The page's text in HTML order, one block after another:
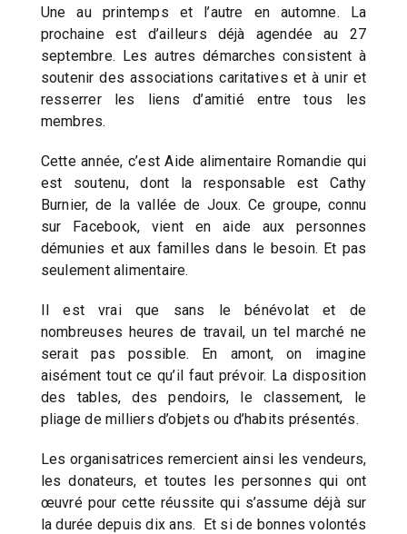
Une au printemps et l’autre en automne. La
prochaine est d’ailleurs déjà agendée au 27
septembre. Les autres démarches consistent à
soutenir des associations caritatives et à unir et
resserrer les liens d’amitié entre tous les
membres.
Cette année, c’est Aide alimentaire Romandie qui
est soutenu, dont la responsable est Cathy
Burnier, de la vallée de Joux. Ce groupe, connu
sur Facebook, vient en aide aux personnes
démunies et aux familles dans le besoin. Et pas
seulement alimentaire.
Il est vrai que sans le bénévolat et de
nombreuses heures de travail, un tel marché ne
serait pas possible. En amont, on imagine
aisément tout ce qu’il faut prévoir. La disposition
des tables, des pendoirs, le classement, le
pliage de milliers d’objets ou d’habits présentés.
Les organisatrices remercient ainsi les vendeurs,
les donateurs, et toutes les personnes qui ont
œuvré pour cette réussite qui s’assume déjà sur
la durée depuis dix ans. Et si de bonnes volontés